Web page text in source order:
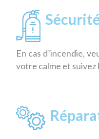
En cas d’incendie,
votre calme et